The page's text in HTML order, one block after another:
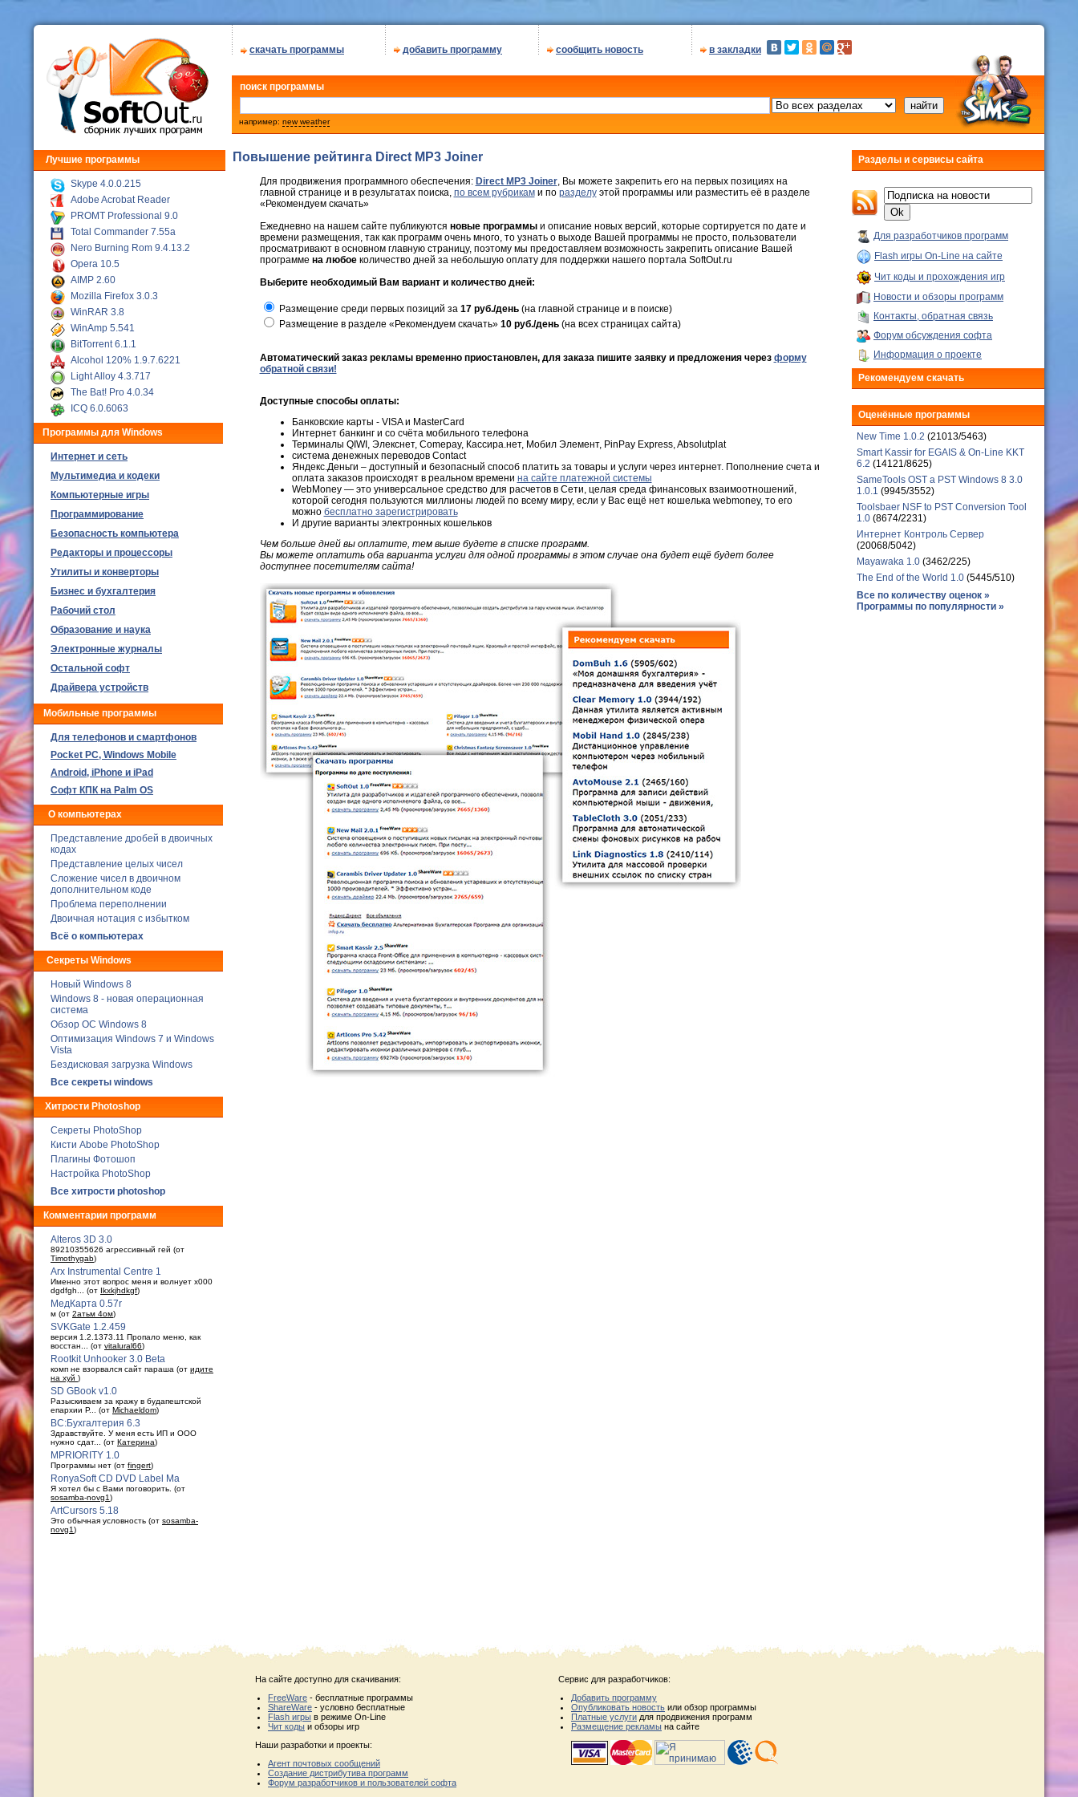
скачать программы добавить программу сообщить новость в закладки
поиск программы
например: new weather
Лучшие программы
Skype 4.0.0.215
Adobe Acrobat Reader
PROMT Professional 9.0
Total Commander 7.55a
Nero Burning Rom 9.4.13.2
Opera 10.5
AIMP 2.60
Mozilla Firefox 3.0.3
WinRAR 3.8
WinAmp 5.541
BitTorrent 6.1.1
Alcohol 120% 1.9.7.6221
Light Alloy 4.3.717
The Bat! Pro 4.0.34
ICQ 6.0.6063
Программы для Windows
Интернет и сеть
Мультимедиа и кодеки
Компьютерные игры
Программирование
Безопасность компьютера
Редакторы и процессоры
Утилиты и конверторы
Бизнес и бухгалтерия
Рабочий стол
Образование и наука
Электронные журналы
Остальной софт
Драйвера устройств
Мобильные программы
Для телефонов и смартфонов
Poсket PC, Windows Mobile
Android, iPhone и iPad
Софт КПК на Palm OS
О компьютерах
Представление дробей в двоичных
кодах
Представление целых чисел
Сложение чисел в двоичном
дополнительном коде
Проблема переполнении
Двоичная нотация с избытком
Всё о компьютерах
Секреты Windows
Новый Windows 8
Windows 8 - новая операционная
система
Обзор ОС Windows 8
Оптимизация Windows 7 и Windows
Vista
Бездисковая загрузка Windows
Все секреты windows
Хитрости Photoshop
Секреты PhotoShop
Кисти Abobe PhotoShop
Плагины Фотошоп
Настройка PhotoShop
Все хитрости photoshop
Комментарии программ
Alteros 3D 3.0
89210355626 агрессивный гей (от
Timothygab)
Arx Instrumental Centre 1
Именно этот вопрос меня и волнует x000
dgdfgh... (от Ikxkjhdkgf)
МедКарта 0.57r
м (от 2атьм 4ом)
SVKGate 1.2.459
версия 1.2.1373.11 Пропало меню, как
восстан... (от vitalural66)
Rootkit Unhooker 3.0 Beta
комп не взорвался сайт параша (от идите
на хуй )
SD GBook v1.0
Разыскиваем за кражу в будaпештской
епархии Р... (от Michaeldom)
ВС:Бухгалтерия 6.3
Здравствуйте. У меня есть ИП и ООО
нужно сдат... (от Катерина)
MPRIORITY 1.0
Программы нет (от fingert)
RonyaSoft CD DVD Label Ma
Я хотел бы с Вами поговорить. (от
sosamba-novg1)
ArtCursors 5.18
Это обычная условность (от sosamba-
novg1)
Повышение рейтинга Direct MP3 Joiner
Для продвижения программного обеспечения: Direct MP3 Joiner, Вы можете закрепить его на первых позициях на
главной странице и в результатах поиска, по всем рубриками по разделуэтой программы или разместить её в разделе
«Рекомендуем скачать»
Ежедневно на нашем сайте публикуются новые программыи описание новых версий, которые сортируется по дате и
времени размещения, так как программ очень много, то узнать о выходе Вашей программы не просто, пользователи
просматривают в основном главную страницу, поэтому мы предоставляем возможность закрепить описание Вашей
программе на любоеколичество дней за небольшую оплату для поддержки нашего портала SoftOut.ru
Выберите необходимый Вам вариант и количество дней:
Размещение среди первых позиций за 17 руб./день(на главной странице и в поиске)
Размещение в разделе «Рекомендуем скачать» 10 руб./день(на всех страницах сайта)
Автоматический заказ рекламы временно приостановлен, для заказа пишите заявку и предложения через форму
обратной связи!
Доступные способы оплаты:
Банковские карты - VISA и MasterCard
Интернет банкинг и со счёта мобильного телефона
Терминалы QIWI, Элекснет, Comepay, Кассира.нет, Мобил Элемент, PinPay Express, Absolutplat
система денежных переводов Contact
Яндекс.Деньги – доступный и безопасный способ платить за товары и услуги через интернет. Пополнение счета и
оплата заказов происходят в реальном времени на сайте платежной системы
WebMoney — это универсальное средство для расчетов в Сети, целая среда финансовых взаимоотношений,
которой сегодня пользуются миллионы людей по всему миру, если у Вас ещё нет кошелька webmoney, то его
можно бесплатно зарегистрировать
И другие варианты электронных кошельков
Чем больше дней вы оплатите, тем выше будете в списке программ.
Вы можете оплатить оба варианта услуги для одной программы в этом случае она будет ещё будет более
доступнее посетителям сайта!
Разделы и сервисы сайта
Для разработчиков программ
Flash игры On-Line на сайте
Чит коды и прохождения игр
Новости и обзоры программ
Контакты, обратная связь
Форум обсуждения софта
Информация о проекте
Рекомендуем скачать
Оценённые программы
New Time 1.0.2 (21013/5463)
Smart Kassir for EGAIS & On-Line KKT
6.2 (14121/8625)
SameTools OST a PST Windows 8 3.0
1.0.1 (9945/3552)
Toolsbaer NSF to PST Conversion Tool
1.0 (8674/2231)
Интернет Контроль Сервер
(20068/5042)
Mayawaka 1.0 (3462/225)
The End of the World 1.0 (5445/510)
Все по количеству оценок »
Программы по популярности »
На сайте доступно для скачивания:
FreeWare - бесплатные программы
ShareWare - условно бесплатные
Flash игры в режиме On-Line
Чит коды и обзоры игр
Наши разработки и проекты:
Агент почтовых сообщений
Создание дистрибутива программ
Форум разработчиков и пользователей софта
Сервис для разработчиков:
Добавить программу
Опубликовать новость или обзор программы
Платные услуги для продвижения программ
Размещение рекламы на сайте